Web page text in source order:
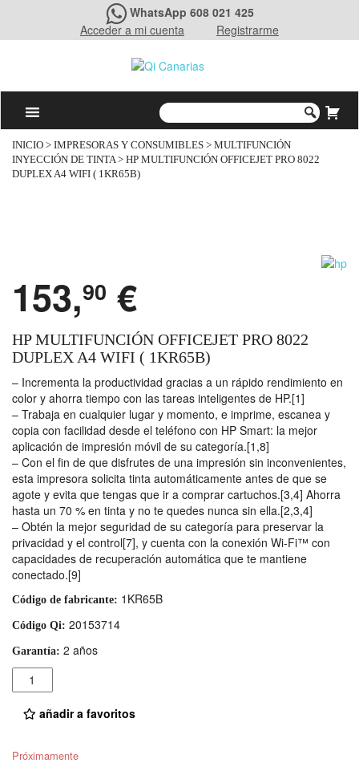
WhatsApp 608 021 425
Acceder a mi cuenta
Registrarme
INICIO > IMPRESORAS Y CONSUMIBLES > MULTIFUNCIÓN
INYECCIÓN DE TINTA> HP MULTIFUNCIÓN OFFICEJET PRO 8022
DUPLEX A4 WIFI ( 1KR65B)
153,90 €
HP MULTIFUNCIÓN OFFICEJET PRO 8022
DUPLEX A4 WIFI ( 1KR65B)
– Incrementa la productividad gracias a un rápido rendimiento en
color y ahorra tiempo con las tareas inteligentes de HP.[1]
– Trabaja en cualquier lugar y momento, e imprime, escanea y
copia con facilidad desde el teléfono con HP Smart: la mejor
aplicación de impresión móvil de su categoría.[1,8]
– Con el fin de que disfrutes de una impresión sin inconvenientes,
esta impresora solicita tinta automáticamente antes de que se
agote y evita que tengas que ir a comprar cartuchos.[3,4] Ahorra
hasta un 70 % en tinta y no te quedes nunca sin ella.[2,3,4]
– Obtén la mejor seguridad de su categoría para preservar la
privacidad y el control[7], y cuenta con la conexión Wi-Fi™ con
capacidades de recuperación automática que te mantiene
conectado.[9]
Código de fabricante: 1KR65B
Código Qi: 20153714
Garantía: 2 años
Cantidad
añadir a favoritos
Próximamente